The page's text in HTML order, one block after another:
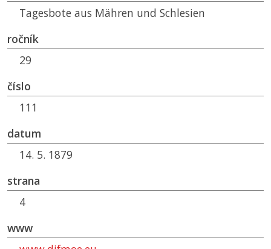
Tagesbote aus Mähren und Schlesien
ročník
29
číslo
111
datum
14. 5. 1879
strana
4
www